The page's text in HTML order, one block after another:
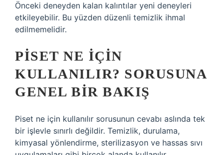
Önceki deneyden kalan kalıntılar yeni deneyleri
etkileyebilir. Bu yüzden düzenli temizlik ihmal
edilmemelidir.
PISET NE İÇIN
KULLANILIR? SORUSUNA
GENEL BIR BAKIŞ
Piset ne için kullanılır sorusunun cevabı aslında tek
bir işlevle sınırlı değildir. Temizlik, durulama,
kimyasal yönlendirme, sterilizasyon ve hassas sıvı